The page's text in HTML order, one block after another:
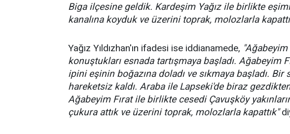
Biga ilçesine geldik. Kardeşim Yağız ile birlikte
kanalına koyduk ve üzerini toprak, molozlarla
Yağız Yıldızhan'ın ifadesi ise iddianamede,
konuştukları esnada tartışmaya başladı. Ağabeyim
ipini eşinin boğazına doladı ve sıkmaya başladı.
hareketsiz kaldı. Araba ile Lapseki'de biraz
Ağabeyim Fırat ile birlikte cesedi Çavuşköy
çukura attık ve üzerini toprak, molozlarla kapattık"